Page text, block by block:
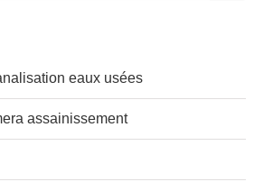
eaux usées
assainissement